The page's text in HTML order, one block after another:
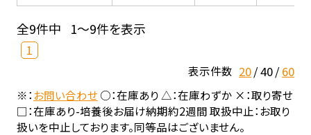
全9件中 1～9件を表示
1
表示件数 20 40 60
※：お問い合わせ○：在庫あり △：在庫わずか ×：取り寄せ
□：在庫あり-培養後お届け納期約2週間 取扱中止：お取り
扱いを中止しております。同等品はございません。